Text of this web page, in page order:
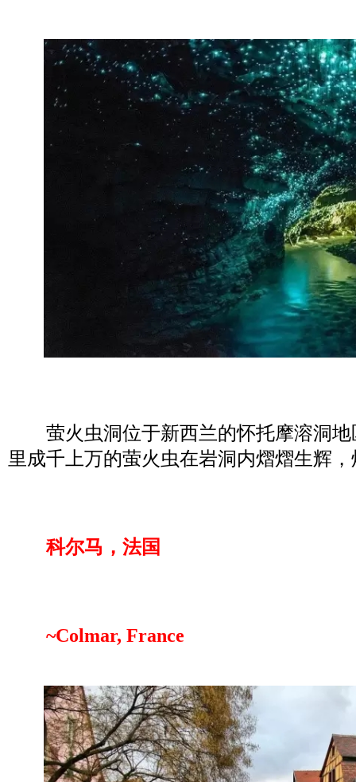
萤火虫洞位于新西兰的怀托摩溶洞地
里成千上万的萤火虫在岩洞内熠熠生辉
科尔马，法国
~Colmar, France